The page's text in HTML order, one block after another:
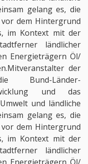
gelang es, die
dem Hintergrund
im Kontext mit der
ländlicher
Energieträgern Öl/
der
Bund-Länder-
und das
und ländliche
gelang es, die
dem Hintergrund
im Kontext mit der
ländlicher